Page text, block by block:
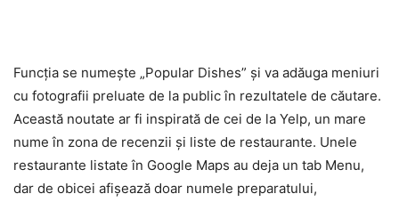
Funcţia se numeşte „Popular Dishes” şi va adăuga meniuri
cu fotografii preluate de la public în rezultatele de căutare.
Această noutate ar fi inspirată de cei de la Yelp, un mare
nume în zona de recenzii şi liste de restaurante. Unele
restaurante listate în Google Maps au deja un tab Menu,
dar de obicei afişează doar numele preparatului,